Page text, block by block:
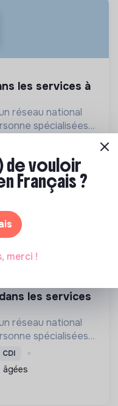
réseau national
spécialisées
âgées
réseau national
spécialisées
âgées.
CDI
âgées
de vouloir
Français ?
merci !